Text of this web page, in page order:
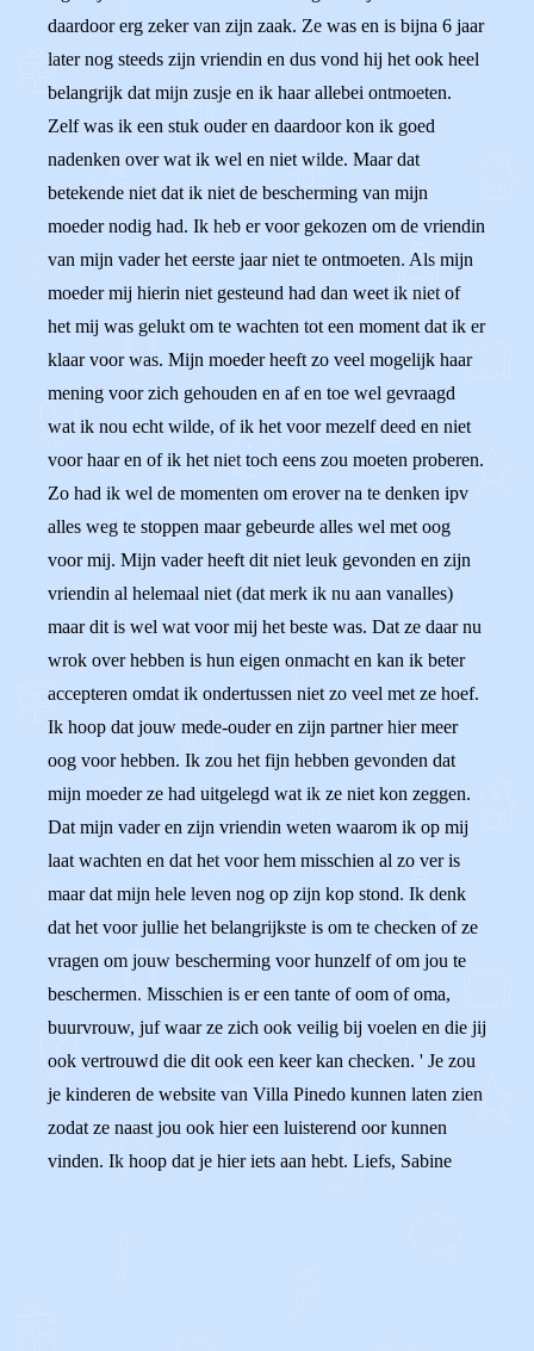
daardoor erg zeker van zijn zaak. Ze was en is bijna 6 jaar
later nog steeds zijn vriendin en dus vond hij het ook heel
belangrijk dat mijn zusje en ik haar allebei ontmoeten.
Zelf was ik een stuk ouder en daardoor kon ik goed
nadenken over wat ik wel en niet wilde. Maar dat
betekende niet dat ik niet de bescherming van mijn
moeder nodig had. Ik heb er voor gekozen om de vriendin
van mijn vader het eerste jaar niet te ontmoeten. Als mijn
moeder mij hierin niet gesteund had dan weet ik niet of
het mij was gelukt om te wachten tot een moment dat ik er
klaar voor was. Mijn moeder heeft zo veel mogelijk haar
mening voor zich gehouden en af en toe wel gevraagd
wat ik nou echt wilde, of ik het voor mezelf deed en niet
voor haar en of ik het niet toch eens zou moeten proberen.
Zo had ik wel de momenten om erover na te denken ipv
alles weg te stoppen maar gebeurde alles wel met oog
voor mij. Mijn vader heeft dit niet leuk gevonden en zijn
vriendin al helemaal niet (dat merk ik nu aan vanalles)
maar dit is wel wat voor mij het beste was. Dat ze daar nu
wrok over hebben is hun eigen onmacht en kan ik beter
accepteren omdat ik ondertussen niet zo veel met ze hoef.
Ik hoop dat jouw mede-ouder en zijn partner hier meer
oog voor hebben. Ik zou het fijn hebben gevonden dat
mijn moeder ze had uitgelegd wat ik ze niet kon zeggen.
Dat mijn vader en zijn vriendin weten waarom ik op mij
laat wachten en dat het voor hem misschien al zo ver is
maar dat mijn hele leven nog op zijn kop stond. Ik denk
dat het voor jullie het belangrijkste is om te checken of ze
vragen om jouw bescherming voor hunzelf of om jou te
beschermen. Misschien is er een tante of oom of oma,
buurvrouw, juf waar ze zich ook veilig bij voelen en die jij
ook vertrouwd die dit ook een keer kan checken. ' Je zou
je kinderen de website van Villa Pinedo kunnen laten zien
zodat ze naast jou ook hier een luisterend oor kunnen
vinden. Ik hoop dat je hier iets aan hebt. Liefs, Sabine